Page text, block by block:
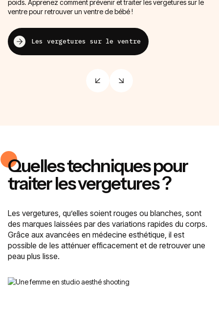
poids. Apprenez comment prévenir et traiter les vergetures sur le
ventre pour retrouver un ventre de bébé !
Les vergetures sur le ventre
Quelles techniques pour
traiter les vergetures ?
Les vergetures, qu’elles soient rouges ou blanches, sont
des marques laissées par des variations rapides du corps.
Grâce aux avancées en médecine esthétique, il est
possible de les atténuer efficacement et de retrouver une
peau plus lisse.